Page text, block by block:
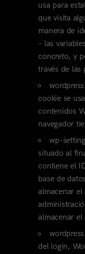
usa para
que visita
manera de
– las
concreto, y
través de las
cookie se
contenidos
navegador
wp-
situado al
contiene el
base de
almacenar
almacenar
del login,